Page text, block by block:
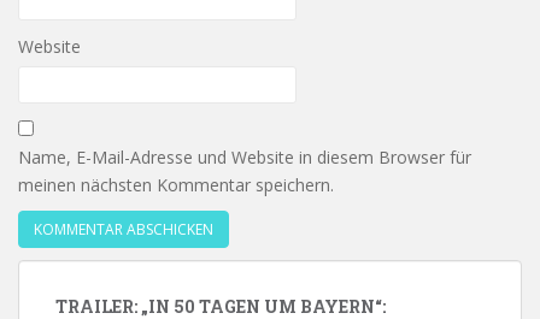
Website
Name, E-Mail-Adresse und Website in diesem Browser für
meinen nächsten Kommentar speichern.
TRAILER: „IN 50 TAGEN UM BAYERN“: